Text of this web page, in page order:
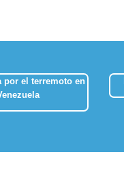
por el terremoto en